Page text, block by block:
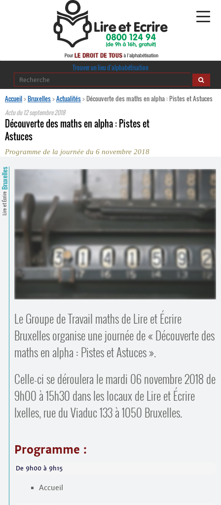
Alphabétisation
Publications
·
Ressources pédagogiques
Comprendre et parler
Bienvenue en Belgique
Espace presse
Trouver un lieu d’alphabétisation
Trouver un lieu d’alphabétisation
Accueil>Bruxelles>Actualités>Découverte des maths en alpha : Pistes et Astuces
Actu du12 septembre 2018
Découverte des maths en alpha : Pistes et
Astuces
Programme de la journée du 6 novembre 2018
Lire et Écrire
Bruxelles
Le Groupe de Travail maths de Lire et Écrire
Bruxelles organise une journée de « Découverte des
maths en alpha : Pistes et Astuces ».
Celle-ci se déroulera le mardi 06 novembre 2018 de
9h00 à 15h30 dans les locaux de Lire et Écrire
Ixelles, rue du Viaduc 133 à 1050 Bruxelles.
Programme :
De 9h00 à 9h15
Accueil